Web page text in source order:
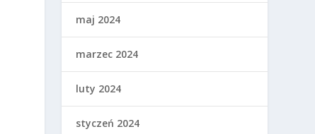
maj 2024
marzec 2024
luty 2024
styczeń 2024